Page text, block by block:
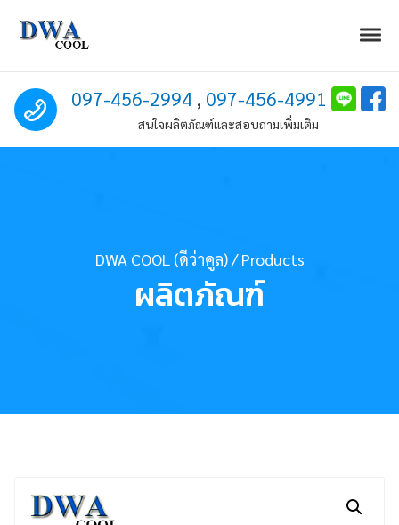
DWA COOL (ดีว่าคูล)
Call us
097-456-2994 , 097-456-4991
สนใจผลิตภัณฑ์และสอบถามเพิ่มเติม
ผลิตภัณฑ์
DWA COOL (ดีว่าคูล)/Products